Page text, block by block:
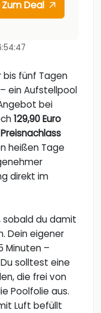
Zum Deal
fünf Tagen
ein Aufstellpool
bei
129,90 Euro
heißen Tage
direkt im
sobald du damit
Dein eigener
Minuten –
solltest eine
die frei von
Poolfolie aus.
Luft befüllt